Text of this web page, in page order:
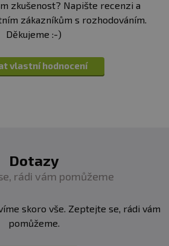
90
stravy. Vhodné zejména pro
vzniklé nevhodným skladováním
Alergeny ve složení
zkušenost? Napište recenzi a
zákazníkům s rozhodováním.
Děkujeme :-)
vlastní hodnocení
Dotazy
rádi vám pomůžeme
skoro vše. Zeptejte se, rádi vám
pomůžeme.